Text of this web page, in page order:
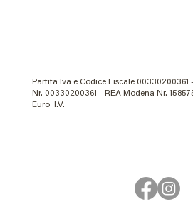
Partita Iva e Codice Fiscale 00330200361
Nr. 00330200361 - REA Modena Nr.
Euro I.V.